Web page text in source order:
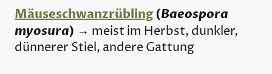
Mäuseschwanzrübling(Baeospora
myosura) → meist im Herbst, dunkler,
dünnerer Stiel, andere Gattung